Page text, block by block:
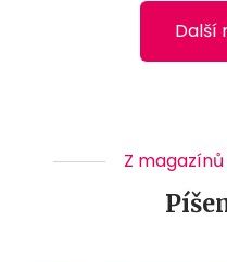
Další
Z